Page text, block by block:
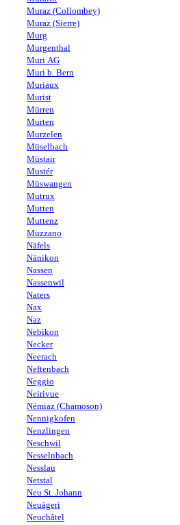
Muraz (Collombey)
Muraz (Sierre)
Murg
Murgenthal
Muri AG
Muri b. Bern
Muriaux
Murist
Mürren
Murten
Murzelen
Müselbach
Müstair
Mustér
Müswangen
Mutrux
Mutten
Muttenz
Muzzano
Näfels
Nänikon
Nassen
Nassenwil
Naters
Nax
Naz
Nebikon
Necker
Neerach
Neftenbach
Neggio
Neirivue
Némiaz (Chamoson)
Nennigkofen
Nenzlingen
Neschwil
Nesselnbach
Nesslau
Netstal
Neu St. Johann
Neuägeri
Neuchâtel